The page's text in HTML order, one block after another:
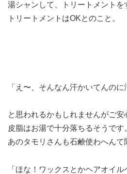
湯シャンして、トリートメントを
トリートメントはOKとのこと。
「え〜、そんなん汗かいてんのに
と思われるかもしれませんがご安
皮脂はお湯で十分落ちるそうです
あのタモリさんも石鹸使わへんて
「ほな！ワックスとかヘアオイ